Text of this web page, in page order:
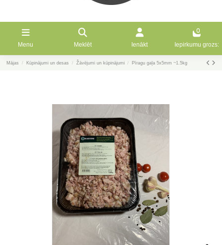
Menu Meklēt Ienākt
0
Iepirkumu grozs:
Mājas Kūpinājumi un desas Žāvējumi un kūpinājumi Pīragu gaļa 5x5mm ~1.5kg